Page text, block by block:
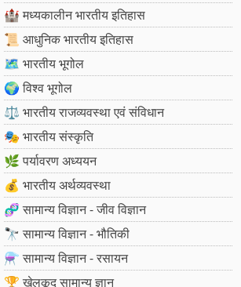
🏰 मध्यकालीन भारतीय इतिहास
📜 आधुनिक भारतीय इतिहास
🗺️ भारतीय भूगोल
🌍 विश्व भूगोल
⚖️ भारतीय राजव्यवस्था एवं संविधान
🎭 भारतीय संस्कृति
🌿 पर्यावरण अध्ययन
💰 भारतीय अर्थव्यवस्था
🧬 सामान्य विज्ञान - जीव विज्ञान
🔭 सामान्य विज्ञान - भौतिकी
⚗️ सामान्य विज्ञान - रसायन
🏆 खेलकूद सामान्य ज्ञान